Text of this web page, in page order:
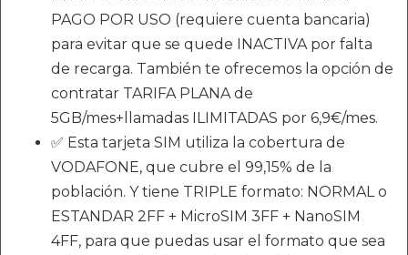
PAGO POR USO (requiere cuenta bancaria)
para evitar que se quede INACTIVA por falta
de recarga. También te ofrecemos la opción de
contratar TARIFA PLANA de
5GB/mes+llamadas ILIMITADAS por 6,9€/mes.
✅ Esta tarjeta SIM utiliza la cobertura de
VODAFONE, que cubre el 99,15% de la
población. Y tiene TRIPLE formato: NORMAL o
ESTANDAR 2FF + MicroSIM 3FF + NanoSIM
4FF, para que puedas usar el formato que sea